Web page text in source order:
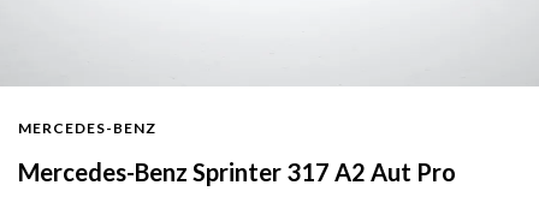
MERCEDES-BENZ
Mercedes-Benz Sprinter 317 A2 Aut Pro